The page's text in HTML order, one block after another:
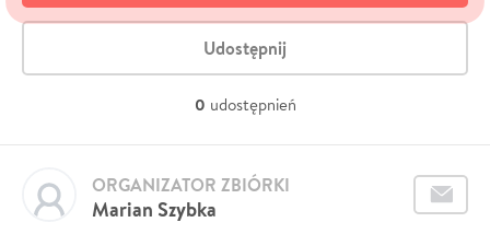
Udostępnij
0 udostępnień
Marian Szybka
ORGANIZATOR ZBIÓRKI